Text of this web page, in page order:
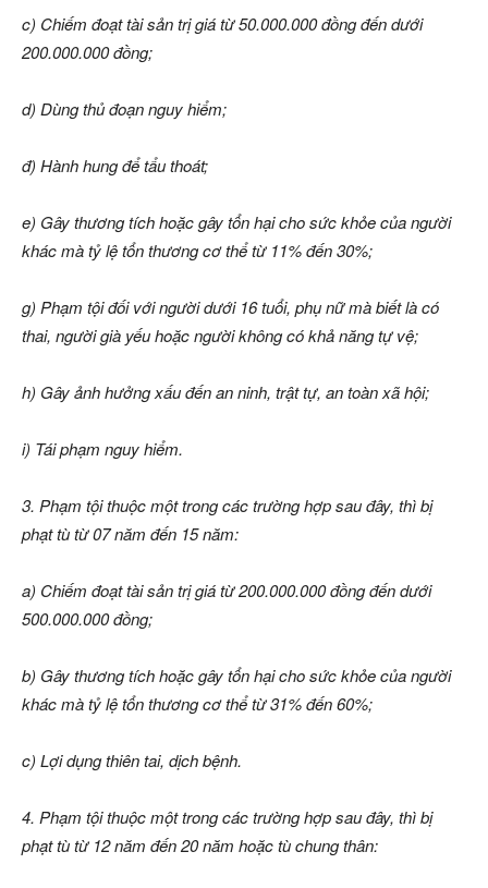
c) Chiếm đoạt tài sản trị giá từ 50.000.000 đồng đến dưới
200.000.000 đồng;
d) Dùng thủ đoạn nguy hiểm;
đ) Hành hung để tẩu thoát;
e) Gây thương tích hoặc gây tổn hại cho sức khỏe của người
khác mà tỷ lệ tổn thương cơ thể từ 11% đến 30%;
g) Phạm tội đối với người dưới 16 tuổi, phụ nữ mà biết là có
thai, người già yếu hoặc người không có khả năng tự vệ;
h) Gây ảnh hưởng xấu đến an ninh, trật tự, an toàn xã hội;
i) Tái phạm nguy hiểm.
3. Phạm tội thuộc một trong các trường hợp sau đây, thì bị
phạt tù từ 07 năm đến 15 năm:
a) Chiếm đoạt tài sản trị giá từ 200.000.000 đồng đến dưới
500.000.000 đồng;
b) Gây thương tích hoặc gây tổn hại cho sức khỏe của người
khác mà tỷ lệ tổn thương cơ thể từ 31% đến 60%;
c) Lợi dụng thiên tai, dịch bệnh.
4. Phạm tội thuộc một trong các trường hợp sau đây, thì bị
phạt tù từ 12 năm đến 20 năm hoặc tù chung thân: